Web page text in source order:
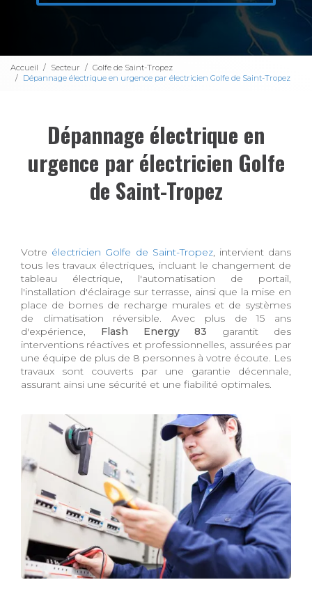
Accueil Secteur
Golfe de Saint-Tropez
Dépannage électrique en urgence par électricien Golfe de Saint-Tropez
Dépannage électrique en
urgence par électricien Golfe
de Saint-Tropez
Votre électricien Golfe de Saint-Tropez, intervient dans
tous les travaux électriques, incluant le changement de
tableau électrique, l'automatisation de portail,
l'installation d'éclairage sur terrasse, ainsi que la mise en
place de bornes de recharge murales et de systèmes
de climatisation réversible. Avec plus de 15 ans
d'expérience, Flash Energy 83 garantit des
interventions réactives et professionnelles, assurées par
une équipe de plus de 8 personnes à votre écoute. Les
travaux sont couverts par une garantie décennale,
assurant ainsi une sécurité et une fiabilité optimales.